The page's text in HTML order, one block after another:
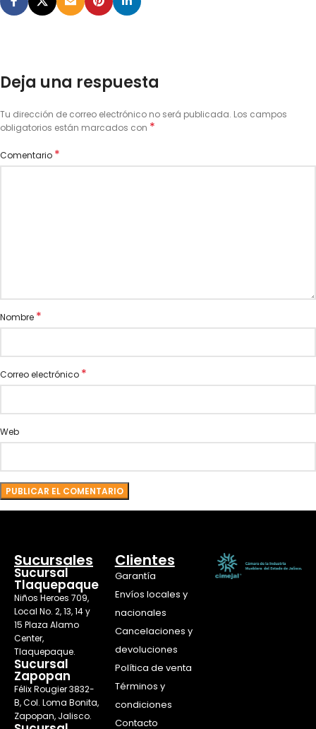
Deja una respuesta
Tu dirección de correo electrónico no será publicada. Los campos
obligatorios están marcados con *
Comentario *
Nombre *
Correo electrónico *
Web
Sucursales
Sucursal
Tlaquepaque
Niños Heroes 709,
Local No. 2, 13, 14 y
15 Plaza Alamo
Center,
Tlaquepaque.
Sucursal
Zapopan
Félix Rougier 3832-
B, Col. Loma Bonita,
Zapopan, Jalisco.
Clientes
Garantía
Envíos locales y
nacionales
Cancelaciones y
devoluciones
Política de venta
Términos y
condiciones
Contacto